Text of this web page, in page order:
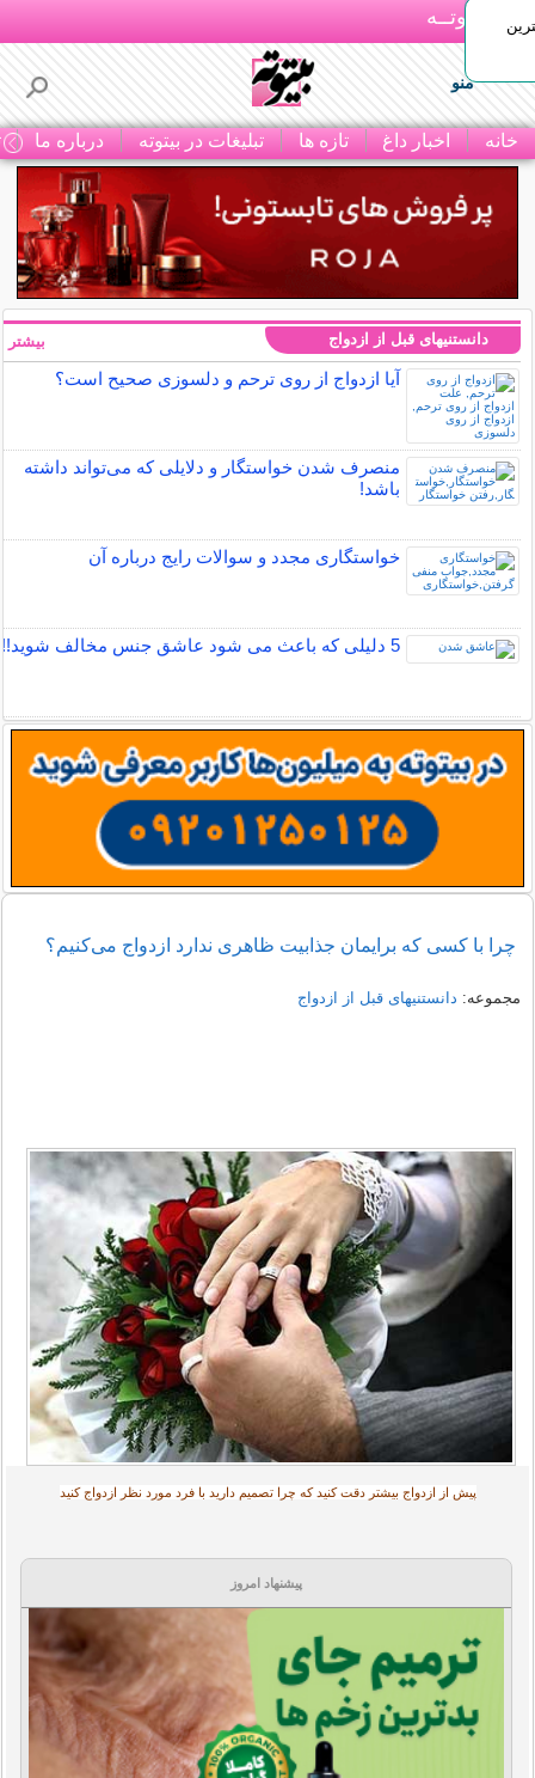
بـیتوتــه
منو
خانه اخبار داغ تازه ها تبلیغات در بیتوته درباره ما
دانستنیهای قبل از ازدواج
آیا ازدواج از روی ترحم و دلسوزی صحیح است؟
منصرف شدن خواستگار و دلایلی که می‌تواند داشته
باشد!
خواستگاری مجدد و سوالات رایج درباره آن
5 دلیلی که باعث می شود عاشق جنس مخالف شوید!!
بیشتر
چرا با کسی که برایمان جذابیت ظاهری ندارد ازدواج می‌کنیم؟
مجموعه: دانستنیهای قبل از ازدواج
پیش از ازدواج بیشتر دقت کنید که چرا تصمیم دارید با فرد مورد نظر ازدواج کنید
پیشنهاد امروز